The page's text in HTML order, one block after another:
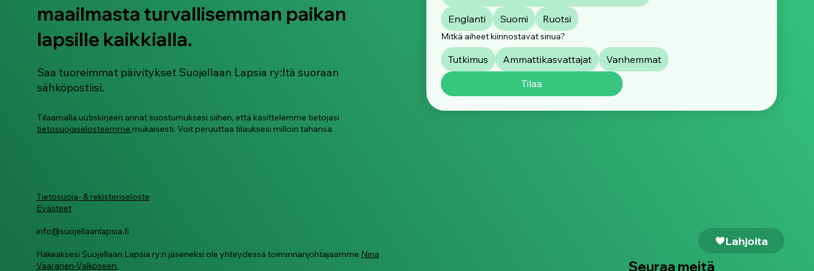
maailmasta turvallisemman paikan
lapsille kaikkialla.
Saa tuoreimmat päivitykset Suojellaan Lapsia ry:ltä suoraan
sähköpostiisi.
Tilaamalla uutiskirjeen annat suostumuksesi siihen, että käsittelemme tietojasi
tietosuojaselosteemme mukaisesti. Voit peruuttaa tilauksesi milloin tahansa.
Tietosuoja- & rekisteriseloste
Evästeet
info@suojellaanlapsia.fi
Hakeaksesi Suojellaan Lapsia ry:n jäseneksi ole yhteydessä toiminnanjohtajaamme Nina
Vaaranen-Valkoseen.
Englanti Suomi Ruotsi
Mitkä aiheet kiinnostavat sinua?
Tutkimus Ammattikasvattajat
Vanhemmat
Tilaa
Lahjoita
Seuraa meitä